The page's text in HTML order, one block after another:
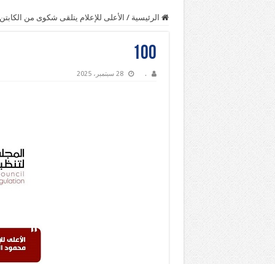
الرئيسية / الأعلى للإعلام يتلقى شكوى من
100
. 28 سبتمبر، 2025